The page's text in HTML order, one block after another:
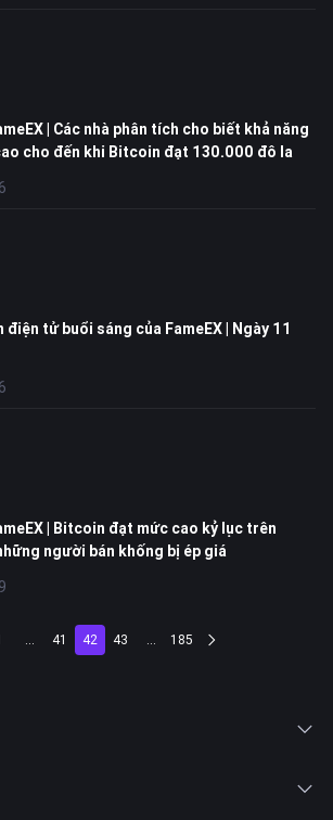
| Các nhà phân tích cho biết khả năng
cho đến khi Bitcoin đạt 130.000 đô la
tử buổi sáng của FameEX | Ngày 11
| Bitcoin đạt mức cao kỷ lục trên
người bán khống bị ép giá
... 41 42 43 ... 185